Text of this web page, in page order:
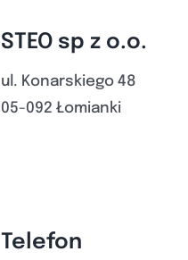
STEO sp z o.o.
ul. Konarskiego 48
05-092 Łomianki
Telefon